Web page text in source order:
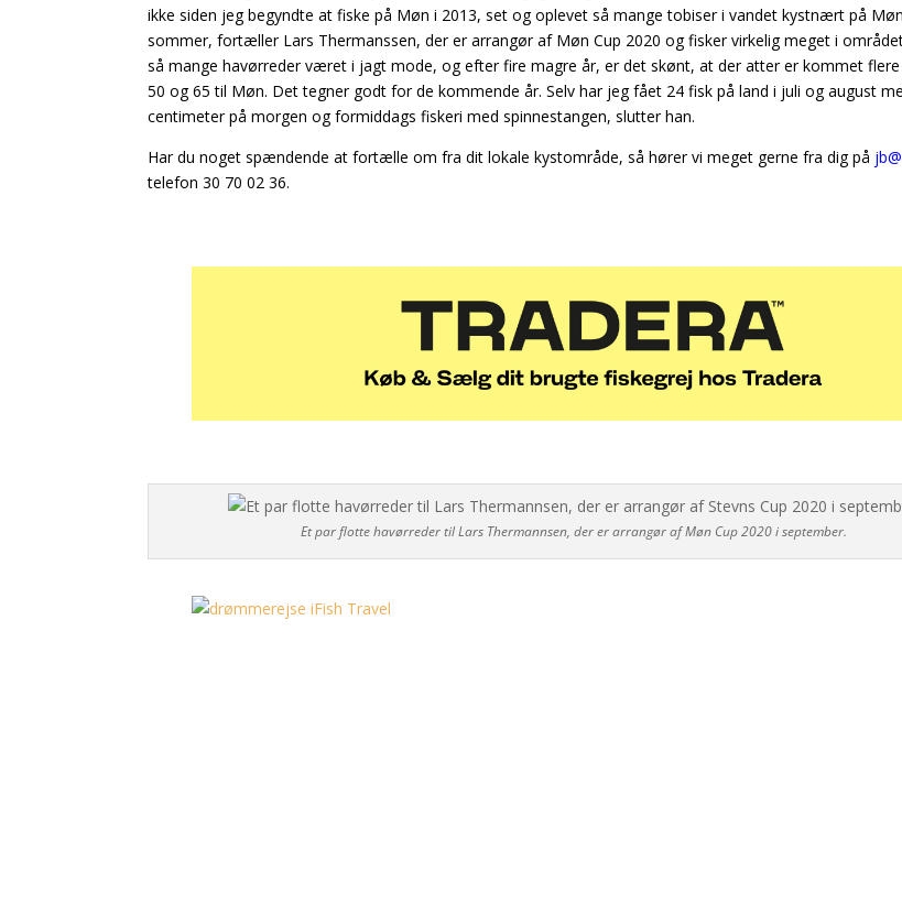
ikke siden jeg begyndte at fiske på Møn i 2013, set og oplevet så mange tobiser i vandet kystnært på
sommer, fortæller Lars Thermanssen, der er arrangør af Møn Cup 2020 og fisker virkelig meget i
så mange havørreder været i jagt mode, og efter fire magre år, er det skønt, at der atter er kommet
50 og 65 til Møn. Det tegner godt for de kommende år. Selv har jeg fået 24 fisk på land i juli og august
centimeter på morgen og formiddags fiskeri med spinnestangen, slutter han.
Har du noget spændende at fortælle om fra dit lokale kystområde, så hører vi meget gerne fra dig på
telefon 30 70 02 36.
Et par flotte havørreder til Lars Thermannsen, der er arrangør af Møn Cup 2020 i september.